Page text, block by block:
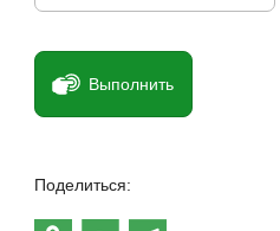
Выполнить
Поделиться: